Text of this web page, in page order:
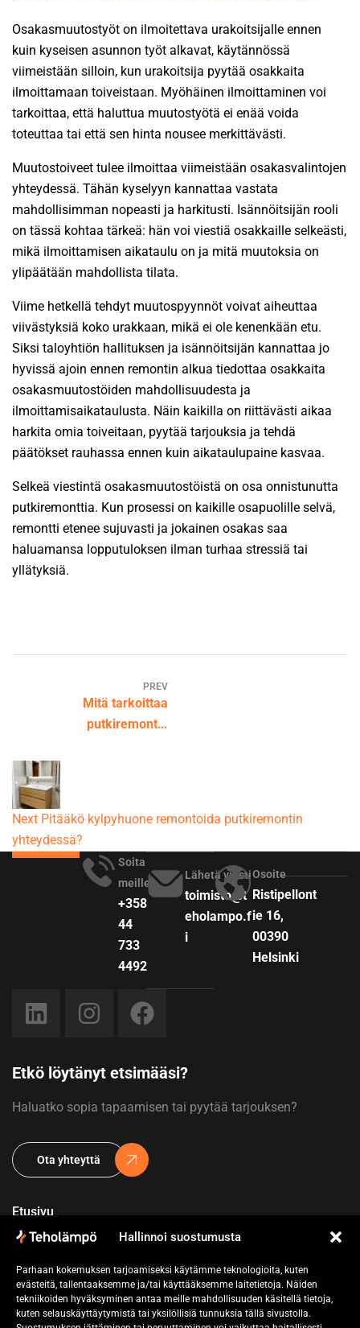
Hallinnoi suostumusta
Parhaan kokemuksen tarjoamiseksi käytämme teknologioita, kuten
evästeitä, tallentaaksemme ja/tai käyttääksemme laitetietoja. Näiden
tekniikoiden hyväksyminen antaa meille mahdollisuuden käsitellä tietoja,
kuten selauskäyttäytymistä tai yksilöllisiä tunnuksia tällä sivustolla.
Osakasmuutostyöt on ilmoitettava urakoitsijalle ennen
kuin kyseisen asunnon työt alkavat, käytännössä
viimeistään silloin, kun urakoitsija pyytää osakkaita
ilmoittamaan toiveistaan. Myöhäinen ilmoittaminen voi
tarkoittaa, että haluttua muutostyötä ei enää voida
toteuttaa tai että sen hinta nousee merkittävästi.
Muutostoiveet tulee ilmoittaa viimeistään osakasvalintojen
yhteydessä. Tähän kyselyyn kannattaa vastata
mahdollisimman nopeasti ja harkitusti. Isännöitsijän rooli
on tässä kohtaa tärkeä: hän voi viestiä osakkaille selkeästi,
mikä ilmoittamisen aikataulu on ja mitä muutoksia on
ylipäätään mahdollista tilata.
Viime hetkellä tehdyt muutospyynnöt voivat aiheuttaa
viivästyksiä koko urakkaan, mikä ei ole kenenkään etu.
Siksi taloyhtiön hallituksen ja isännöitsijän kannattaa jo
hyvissä ajoin ennen remontin alkua tiedottaa osakkaita
osakasmuutostöiden mahdollisuudesta ja
ilmoittamisaikataulusta. Näin kaikilla on riittävästi aikaa
harkita omia toiveitaan, pyytää tarjouksia ja tehdä
päätökset rauhassa ennen kuin aikataulupaine kasvaa.
Selkeä viestintä osakasmuutostöistä on osa onnistunutta
putkiremonttia. Kun prosessi on kaikille osapuolille selvä,
remontti etenee sujuvasti ja jokainen osakas saa
haluamansa lopputuloksen ilman turhaa stressiä tai
yllätyksiä.
PREV
Mitä tarkoittaa
putkiremontin
Next Pitääkö kylpyhuone remontoida putkiremontin
yhteydessä?
Soita
meille
+358
44
733
4492
Lähetä viesti
toimisto@t
eholampo.f
i
Osoite
Ristipellont
ie 16,
00390
Helsinki
Etusivu
Yritys
Referenssit
Pyydä tarjous
Etkö löytänyt etsimääsi?
Haluatko sopia tapaamisen tai pyytää tarjouksen?
Ota yhteyttä